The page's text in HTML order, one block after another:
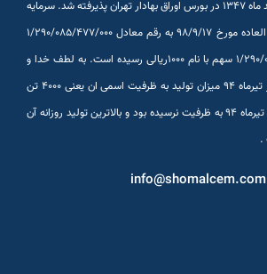
این شرکت در تاریخ اسفند ماه ۱۳۴۷ در بورس اوراق بهادار تهران پذیرفته شد. سرمایه
این شرکت درمجمع فوق العاده مورخ ۹۸/۹/۱۷ به رقم معادل ۱/۲۹۰/۰۸۵/۴۷۷/۰۰۰
ریال منقسم به ۱/۲۹۰/۰۸۵/۴۷۷ سهم با نام ۱۰۰۰ریالی رسیده است. به لطف خدا و
همت و تلاش همکاران از تیرماه ۹۴ میزان تولید به ظرفیت اسمی ان یعنی ۴۰۰۰ تن
در روز رسیده است که تا تیرماه ۹۴ به ظرفیت نرسیده بود و بالاترین تولید روزانه آن
info@shomalcem.com